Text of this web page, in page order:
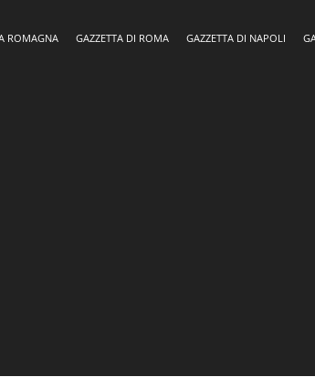
ROMAGNA GAZZETTA DI ROMA GAZZETTA DI NAPOLI